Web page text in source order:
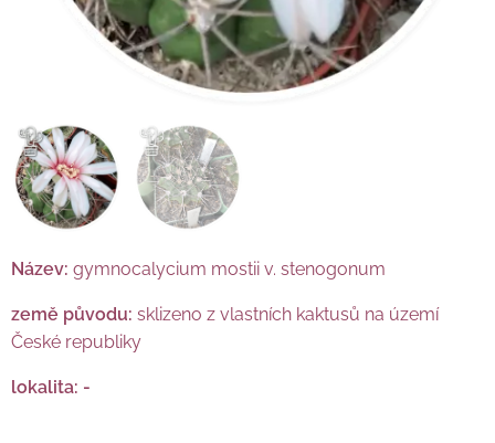
Název: gymnocalycium mostii v. stenogonum
země původu: sklizeno z vlastních kaktusů na území
České republiky
lokalita: -